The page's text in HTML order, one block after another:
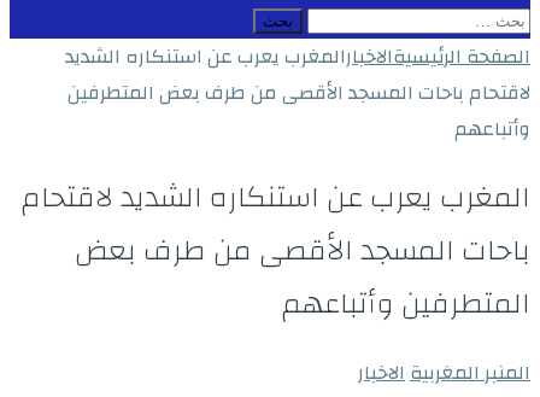
البحث
عن:
الصفحة الرئيسيةالاخبارالمغرب يعرب عن استنكاره الشديد
لاقتحام باحات المسجد الأقصى من طرف بعض المتطرفين
وأتباعهم
المغرب يعرب عن استنكاره الشديد لاقتحام
باحات المسجد الأقصى من طرف بعض
المتطرفين وأتباعهم
المنبر المغربيةالاخبار